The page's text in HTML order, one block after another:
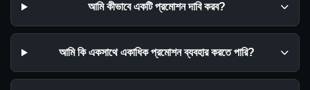
আমি কীভাবে একটি প্রমোশন দাবি করব?
আমি কি একসাথে একাধিক প্রমোশন ব্যবহার করতে পারি?